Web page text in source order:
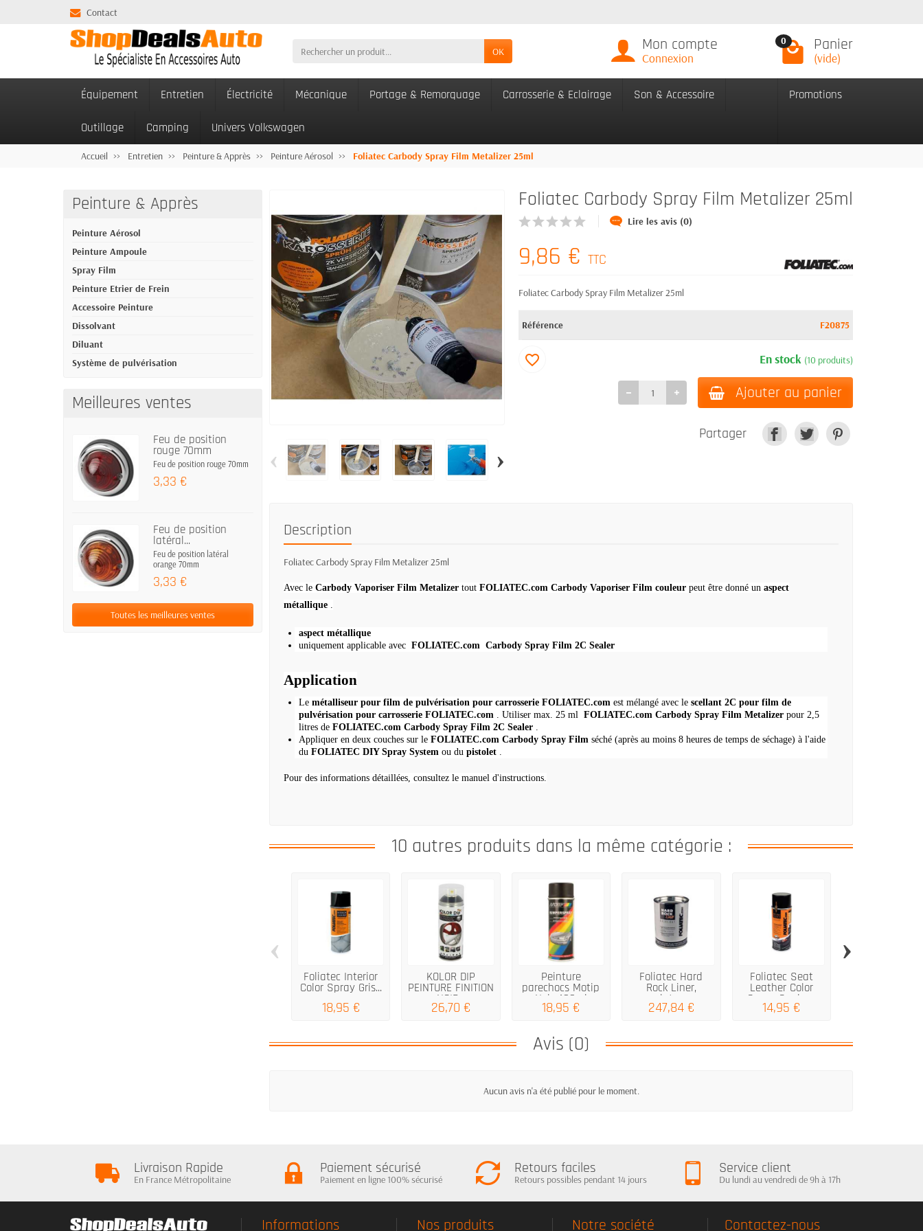
Contact
OK Mon compte
Connexion
0 Panier
(vide)
Équipement Entretien Électricité Mécanique Portage & Remorquage Carrosserie & Eclairage Son & Accessoire
Outillage Camping Univers Volkswagen
Promotions
Accueil Entretien Peinture & Apprès Peinture Aérosol Foliatec Carbody Spray Film Metalizer 25ml
Peinture & Apprès
Peinture Aérosol
Peinture Ampoule
Spray Film
Peinture Etrier de Frein
Accessoire Peinture
Dissolvant
Diluant
Système de pulvérisation
Meilleures ventes
Feu de position
rouge 70mm
Feu de position rouge 70mm
3,33 €
Feu de position
latéral...
Feu de position latéral
orange 70mm
3,33 €
Toutes les meilleures ventes
‹ ›
Foliatec Carbody Spray Film Metalizer 25ml
Lire les avis (0)
9,86 € TTC
Foliatec Carbody Spray Film Metalizer 25ml
Référence F20875
En stock (10 produits)
Ajouter au panier
favorite_border
Partager
Description
Foliatec Carbody Spray Film Metalizer 25ml
Avec le Carbody Vaporiser Film Metalizer tout FOLIATEC.com Carbody Vaporiser Film couleur peut être donné un aspect
métallique .
aspect métallique
uniquement applicable avec FOLIATEC.com Carbody Spray Film 2C Sealer
Application
Le métalliseur pour film de pulvérisation pour carrosserie FOLIATEC.com est mélangé avec le scellant 2C pour film de
pulvérisation pour carrosserie FOLIATEC.com . Utiliser max. 25 ml FOLIATEC.com Carbody Spray Film Metalizer pour 2,5
litres de FOLIATEC.com Carbody Spray Film 2C Sealer .
Appliquer en deux couches sur le FOLIATEC.com Carbody Spray Film séché (après au moins 8 heures de temps de séchage) à l'aide
du FOLIATEC DIY Spray System ou du pistolet .
Pour des informations détaillées, consultez le manuel d'instructions.
10 autres produits dans la même catégorie :
Foliatec Interior
Color Spray Gris...
18,95 €
KOLOR DIP
PEINTURE FINITION
NOIR...
26,70 €
Peinture
parechocs Motip
Noir 400ml
18,95 €
Foliatec Hard
Rock Liner,
peinture...
247,84 €
Foliatec Seat
Leather Color
Spray Sealer...
14,95 €
‹ ›
Avis (0)
Aucun avis n'a été publié pour le moment.
Livraison Rapide
En France Métropolitaine
Paiement sécurisé
Paiement en ligne 100% sécurisé
Retours faciles
Retours possibles pendant 14 jours
Service client
Du lundi au vendredi de 9h à 17h
Informations Nos produits Notre société Contactez-nous